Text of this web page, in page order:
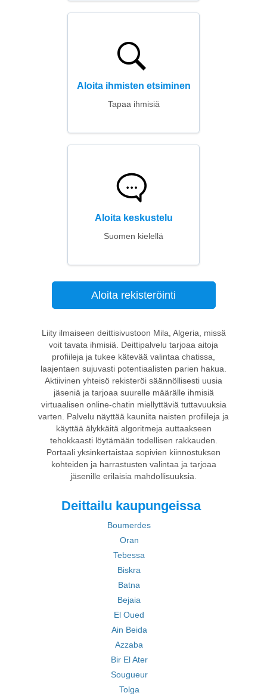
Aloita ihmisten etsiminen
Tapaa ihmisiä
Aloita keskustelu
Suomen kielellä
Aloita rekisteröinti
Liity ilmaiseen deittisivustoon Mila, Algeria, missä
voit tavata ihmisiä. Deittipalvelu tarjoaa aitoja
profiileja ja tukee kätevää valintaa chatissa,
laajentaen sujuvasti potentiaalisten parien hakua.
Aktiivinen yhteisö rekisteröi säännöllisesti uusia
jäseniä ja tarjoaa suurelle määrälle ihmisiä
virtuaalisen online-chatin miellyttäviä tuttavuuksia
varten. Palvelu näyttää kauniita naisten profiileja ja
käyttää älykkäitä algoritmeja auttaakseen
tehokkaasti löytämään todellisen rakkauden.
Portaali yksinkertaistaa sopivien kiinnostuksen
kohteiden ja harrastusten valintaa ja tarjoaa
jäsenille erilaisia mahdollisuuksia.
Deittailu kaupungeissa
Boumerdes
Oran
Tebessa
Biskra
Batna
Bejaia
El Oued
Ain Beida
Azzaba
Bir El Ater
Sougueur
Tolga